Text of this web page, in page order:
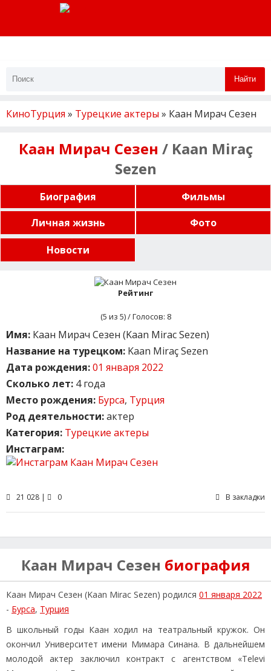
Найти
КиноТурция » Турецкие актеры » Каан Мирач Сезен
Каан Мирач Сезен / Kaan Miraç
Sezen
Биография
Фильмы
Личная жизнь
Фото
Новости
Рейтинг
(5 из 5) / Голосов: 8
Имя: Каан Мирач Сезен (Kaan Mirac Sezen)
Название на турецком: Kaan Miraç Sezen
Дата рождения:01 января 2022
Сколько лет: 4 года
Место рождения: Бурса, Турция
Род деятельности:актер
Категория: Турецкие актеры
Инстаграм:
21 028 | 0 В закладки
Каан Мирач Сезен биография
Каан Мирач Сезен (Kaan Mirac Sezen) родился 01 января 2022
- Бурса, Турция
В школьный годы Каан ходил на театральный кружок. Он
окончил Университет имени Мимара Синана. В дальнейшем
молодой актер заключил контракт с агентством «Televi